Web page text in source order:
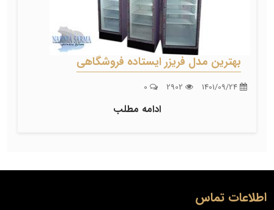
بهترین مدل فریزر ایستاده فروشگاهی
ادامه مطلب
اطلاعات تماس